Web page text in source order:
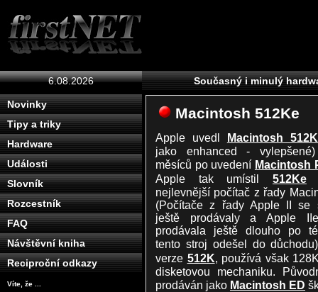
6.08.2026
Novinky
Tipy a triky
Hardware
Události
Slovník
Rozcestník
FAQ
Návštěvní kniha
Reciproční odkazy
Víte, že ...
Současný i minulý
Macintosh 512Ke
Apple uvedl Macintosh
jako enhanced -
měsíců po uvedení Macintosh
Apple tak umístil 512Ke
nejlevnější počítač z řady
(Počítače z řady Apple II se
ještě prodávaly a Apple
prodávala ještě dlouho po
tento stroj odešel do
verze 512K , používá však
disketovou mechaniku.
prodáván jako Macintosh ED